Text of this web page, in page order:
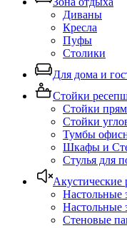
Диваны
Кресла
Пуфы
Столики
Для дома и
Стойки
Стойки
Стойки
Тумбы
Шкафы и
Стулья для
Акустические
Настольные
Настольные
Стеновые